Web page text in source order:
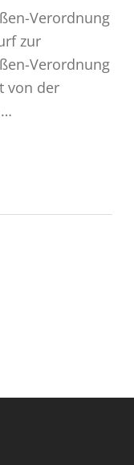
Verordnung
zur
Verordnung
von der